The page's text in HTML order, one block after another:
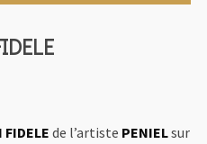
FIDELEde l’artiste PENIELsur